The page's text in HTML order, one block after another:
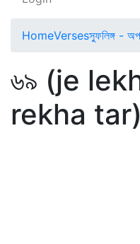
HomeVersesস্ফুলিঙ্গ -
৬৯ (je
rekha tar)